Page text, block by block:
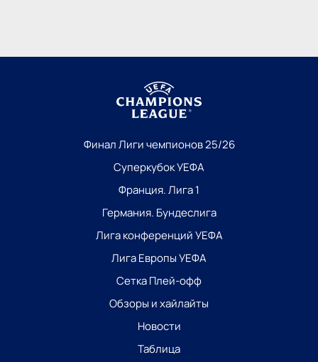
Финал Лиги чемпионов 25/26
Суперкубок УЕФА
Франция. Лига 1
Германия. Бундеслига
Лига конференций УЕФА
Лига Европы УЕФА
Сетка Плей-офф
Обзоры и хайлайты
Новости
Таблица